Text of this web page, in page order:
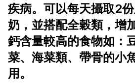
疾病。可以每天攝取2
奶，並搭配全穀類，增
鈣含量較高的食物如：
菜、海菜類、帶骨的小
用。